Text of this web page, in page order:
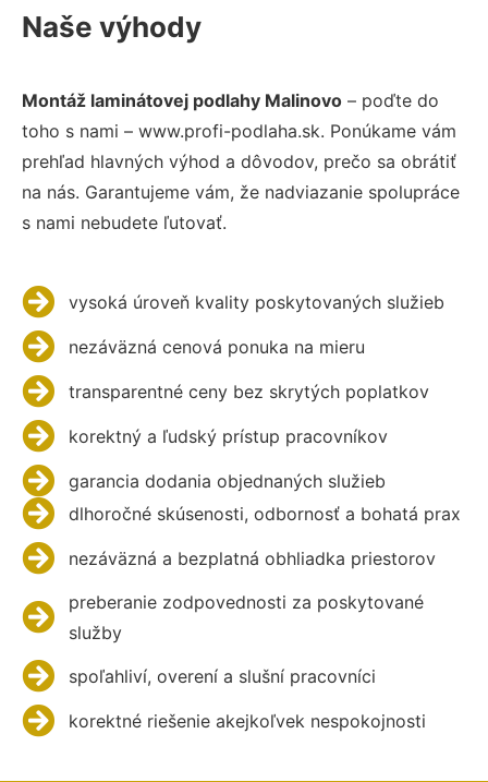
Naše výhody
Montáž laminátovej podlahy Malinovo – poďte do
toho s nami – www.profi-podlaha.sk. Ponúkame vám
prehľad hlavných výhod a dôvodov, prečo sa obrátiť
na nás. Garantujeme vám, že nadviazanie spolupráce
s nami nebudete ľutovať.
vysoká úroveň kvality poskytovaných služieb
nezáväzná cenová ponuka na mieru
transparentné ceny bez skrytých poplatkov
korektný a ľudský prístup pracovníkov
garancia dodania objednaných služieb
dlhoročné skúsenosti, odbornosť a bohatá prax
nezáväzná a bezplatná obhliadka priestorov
preberanie zodpovednosti za poskytované
služby
spoľahliví, overení a slušní pracovníci
korektné riešenie akejkoľvek nespokojnosti